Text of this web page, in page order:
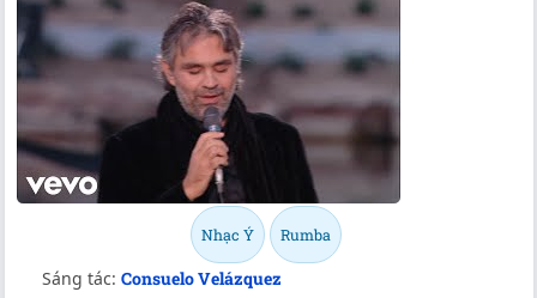
Nhạc Ý Rumba
Sáng tác: Consuelo Velázquez